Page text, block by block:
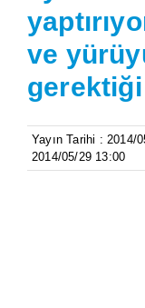
ve
Yayın Tarihi : 2014/
2014/05/29 13:00